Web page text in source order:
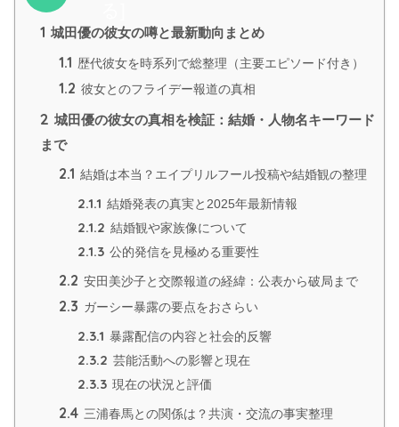
1 城田優の彼女の噂と最新動向まとめ
1.1 歴代彼女を時系列で総整理（主要エピソード付き）
1.2 彼女とのフライデー報道の真相
2 城田優の彼女の真相を検証：結婚・人物名キーワード
まで
2.1 結婚は本当？エイプリルフール投稿や結婚観の整理
2.1.1 結婚発表の真実と2025年最新情報
2.1.2 結婚観や家族像について
2.1.3 公的発信を見極める重要性
2.2 安田美沙子と交際報道の経緯：公表から破局まで
2.3 ガーシー暴露の要点をおさらい
2.3.1 暴露配信の内容と社会的反響
2.3.2 芸能活動への影響と現在
2.3.3 現在の状況と評価
2.4 三浦春馬との関係は？共演・交流の事実整理